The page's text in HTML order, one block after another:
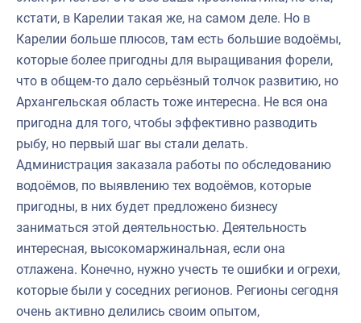
кстати, в Карелии такая же, на самом деле. Но в
Карелии больше плюсов, там есть большие водоёмы,
которые более пригодны для выращивания форели,
что в общем-то дало серьёзный толчок развитию, но
Архангельская область тоже интересна. Не вся она
пригодна для того, чтобы эффективно разводить
рыбу, но первый шаг вы стали делать.
Администрация заказала работы по обследованию
водоёмов, по выявлению тех водоёмов, которые
пригодны, в них будет предложено бизнесу
заниматься этой деятельностью. Деятельность
интересная, высокомаржинальная, если она
отлажена. Конечно, нужно учесть те ошибки и огрехи,
которые были у соседних регионов. Регионы сегодня
очень активно делились своим опытом,